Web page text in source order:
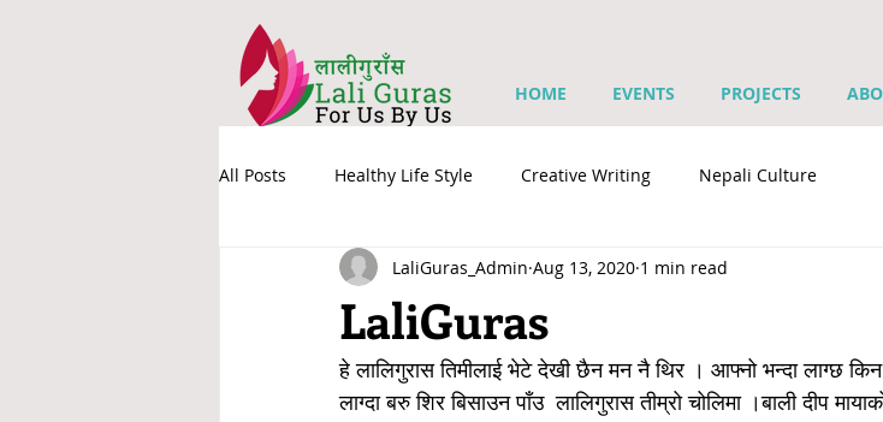
HOME EVENTS PROJECTS
All Posts Healthy Life Style Creative Writing Nepali Culture
LaliGuras
LaliGuras_Admin Aug 13, 2020 1 min read
हे लालिगुरास तिमीलाई भेटे देखी छैन मन नै थिर । आफ्नो भन्दा लाग्छ
लाग्दा बरु शिर बिसाउन पाँउ  लालिगुरास तीम्रो चोलिमा ।बाली दीप